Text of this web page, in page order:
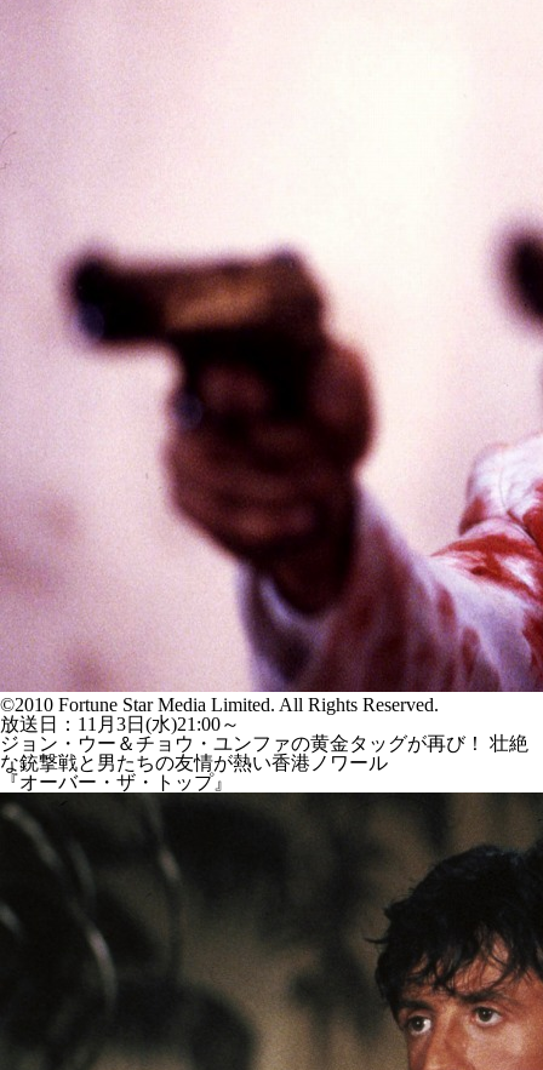
©2010 Fortune Star Media Limited. All Rights Reserved.
放送日：11月3日(水)21:00～
ジョン・ウー＆チョウ・ユンファの黄金タッグが再び！ 壮絶
な銃撃戦と男たちの友情が熱い香港ノワール
『オーバー・ザ・トップ』